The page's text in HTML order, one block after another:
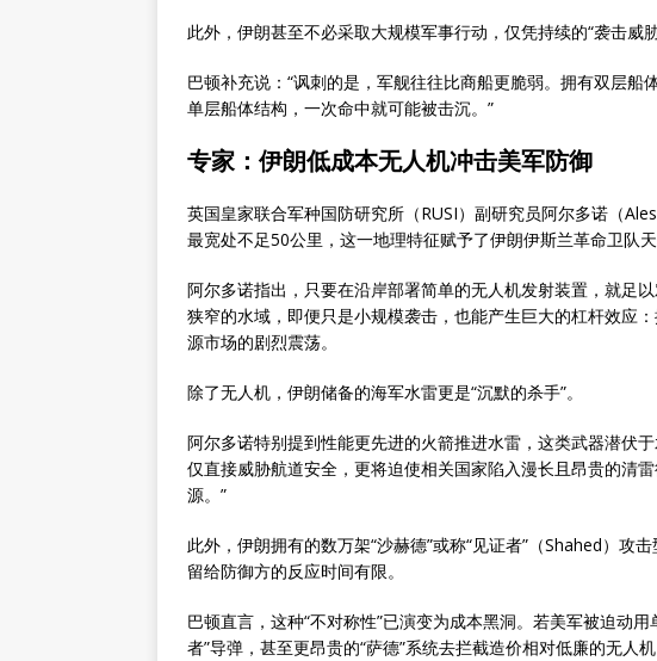
此外，伊朗甚至不必采取大规模军事行动，仅凭持续的“袭击威
巴顿补充说：“讽刺的是，军舰往往比商船更脆弱。拥有双层
单层船体结构，一次命中就可能被击沉。”
专家：伊朗低成本无人机冲击美军防御
英国皇家联合军种国防研究所（RUSI）副研究员阿尔多诺（
最宽处不足50公里，这一地理特征赋予了伊朗伊斯兰革命卫队天
阿尔多诺指出，只要在沿岸部署简单的无人机发射装置，就足
狭窄的水域，即便只是小规模袭击，也能产生巨大的杠杆效应
源市场的剧烈震荡。
除了无人机，伊朗储备的海军水雷更是“沉默的杀手”。
阿尔多诺特别提到性能更先进的火箭推进水雷，这类武器潜伏
仅直接威胁航道安全，更将迫使相关国家陷入漫长且昂贵的清
源。”
此外，伊朗拥有的数万架“沙赫德”或称“见证者”（Shahed）攻
留给防御方的反应时间有限。
巴顿直言，这种“不对称性”已演变为成本黑洞。若美军被迫动
者”导弹，甚至更昂贵的“萨德”系统去拦截造价相对低廉的无人